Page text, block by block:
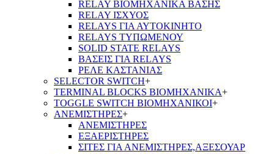
RELAY ΒΙΟΜΗΧΑΝΙΚΑ ΒΑΣΗΣ
RELAY ΙΣΧΥΟΣ
RELAYS ΓΙΑ ΑΥΤΟΚΙΝΗΤΟ
RELAYS ΤΥΠΩΜΕΝΟΥ
SOLID STATE RELAYS
ΒΑΣΕΙΣ ΓΙΑ RELAYS
ΡΕΛΕ ΚΑΣΤΑΝΙΑΣ
SELECTOR SWITCH+
TERMINAL BLOCKS ΒΙΟΜΗΧΑΝΙΚΑ+
TOGGLE SWITCH ΒΙΟΜΗΧΑΝΙΚΟΙ+
ΑΝΕΜΙΣΤΗΡΕΣ+
ΑΝΕΜΙΣΤΗΡΕΣ
ΕΞΑΕΡΙΣΤΗΡΕΣ
ΣΙΤΕΣ ΓΙΑ ΑΝΕΜΙΣΤΗΡΕΣ,ΑΞΕΣΟΥΑΡ